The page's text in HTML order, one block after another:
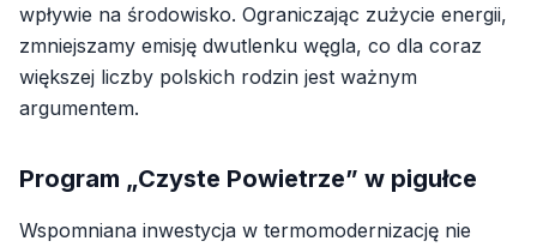
wpływie na środowisko. Ograniczając zużycie energii,
zmniejszamy emisję dwutlenku węgla, co dla coraz
większej liczby polskich rodzin jest ważnym
argumentem.
Program „Czyste Powietrze” w pigułce
Wspomniana inwestycja w termomodernizację nie